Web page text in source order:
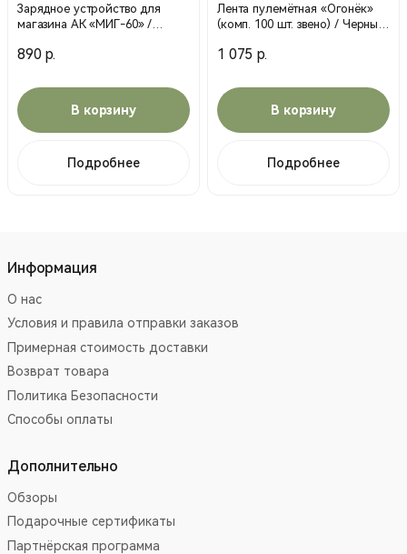
Зарядное устройство для
магазина АК «МИГ-60» /
890 р.
В корзину
Подробнее
Лента пулемётная «Огонёк»
(комп. 100 шт. звено) / Черный
1 075 р.
В корзину
Подробнее
Информация
О нас
Условия и правила отправки заказов
Примерная стоимость доставки
Возврат товара
Политика Безопасности
Способы оплаты
Дополнительно
Обзоры
Подарочные сертификаты
Партнёрская программа